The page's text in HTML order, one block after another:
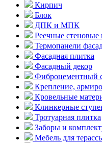
Кирпич
Блок
ДПК и МПК
Реечные стеновые
Термопанели
Фасадная плитка
Фасадный декор
Фиброцементный
Крепление,
Кровельные
Клинкерные
Тротуарная плитка
Заборы и
Мебель для